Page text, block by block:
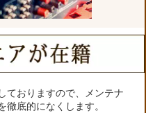
ておりますので、メンテナ
徹底的になくします。